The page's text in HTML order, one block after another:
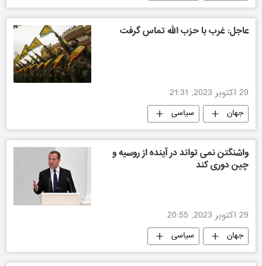
عاجل: غرب با حزب الله تماس گرفت
29 اکتوبر 2023, 21:31
جهان سیاسی
واشنگتن نمی تواند در آینده از روسیه و
چین دوری کند
29 اکتوبر 2023, 20:55
جهان سیاسی